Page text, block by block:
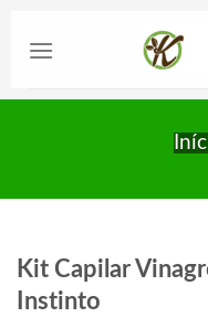
Kit Capilar
Instinto